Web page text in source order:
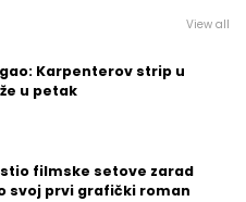
View all
Karpenterov strip u
u petak
filmske setove zarad
svoj prvi grafički roman